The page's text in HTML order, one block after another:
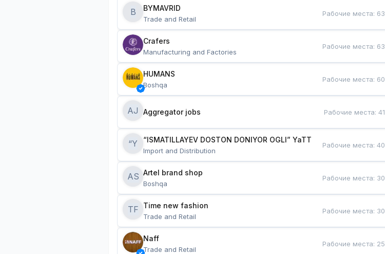
B BYMAVRID
Trade and Retail
Рабочие места: 63
Crafers
Manufacturing and Factories
Рабочие места: 63
HUMANS
Boshqa
Рабочие места: 60
AJ Aggregator jobs Рабочие места:41
“Y “ISMATILLAYEV DOSTON DONIYOR OGLI” YaTT
Import and Distribution
Рабочие места:40
AS Artel brand shop
Boshqa
Рабочие места: 30
TF Time new fashion
Trade and Retail
Рабочие места: 30
Naff
Trade and Retail
Рабочие места: 25